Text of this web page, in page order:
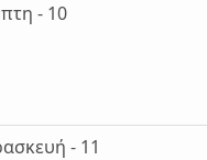
- 10
- 11